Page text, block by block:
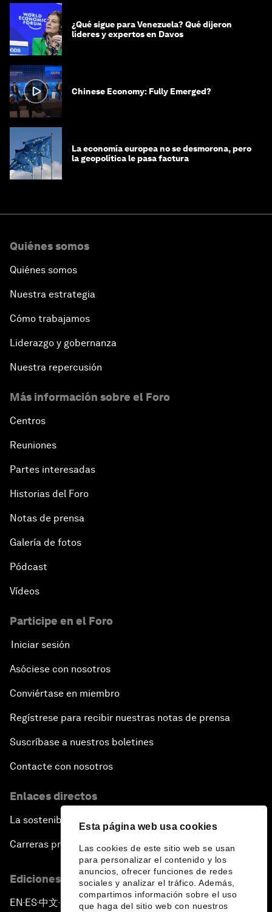
Esta página web usa cookies
Las cookies de este sitio web se usan
para personalizar el contenido y los
anuncios, ofrecer funciones de redes
sociales y analizar el tráfico. Además,
compartimos información sobre el uso
que haga del sitio web con nuestros
¿Qué sigue para Venezuela? Qué dijeron
líderes y expertos en Davos
Chinese Economy: Fully Emerged?
La economía europea no se desmorona, pero
la geopolítica le pasa factura
Quiénes somos
Quiénes somos
Nuestra estrategia
Cómo trabajamos
Liderazgo y gobernanza
Nuestra repercusión
Más información sobre el Foro
Centros
Reuniones
Partes interesadas
Historias del Foro
Notas de prensa
Galería de fotos
Pódcast
Vídeos
Participe en el Foro
Iniciar sesión
Asóciese con nosotros
Conviértase en miembro
Regístrese para recibir nuestras notas de prensa
Suscríbase a nuestros boletines
Contacte con nosotros
Enlaces directos
La sostenibilidad en el Foro
Carreras profesionales
Ediciones en otros idiomas
EN ▪ES▪中文▪ 日本語